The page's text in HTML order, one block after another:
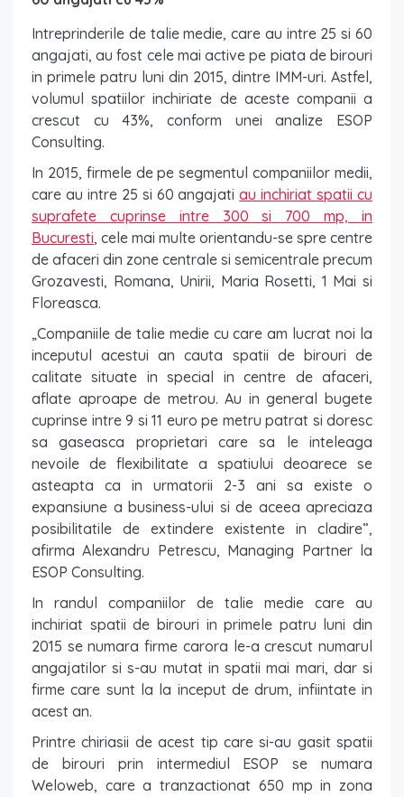
Intreprinderile de talie medie, care au intre 25 si 60
angajati, au fost cele mai active pe piata de birouri
in primele patru luni din 2015, dintre IMM-uri. Astfel,
volumul spatiilor inchiriate de aceste companii a
crescut cu 43%, conform unei analize ESOP
Consulting.
In 2015, firmele de pe segmentul companiilor medii,
care au intre 25 si 60 angajatiau inchiriat spatii cu
suprafete cuprinse intre 300 si 700 mp, in
Bucuresti, cele mai multe orientandu-se spre centre
de afaceri din zone centrale si semicentrale precum
Grozavesti, Romana, Unirii, Maria Rosetti, 1 Mai si
Floreasca.
„Companiile de talie medie cu care am lucrat noi la
inceputul acestui an cauta spatii de birouri de
calitate situate in special in centre de afaceri,
aflate aproape de metrou. Au in general bugete
cuprinse intre 9 si 11 euro pe metru patrat si doresc
sa gaseasca proprietari care sa le inteleaga
nevoile de flexibilitate a spatiului deoarece se
asteapta ca in urmatorii 2-3 ani sa existe o
expansiune a business-ului si de aceea apreciaza
posibilitatile de extindere existente in cladire”,
afirma Alexandru Petrescu, Managing Partner la
ESOP Consulting.
In randul companiilor de talie medie care au
inchiriat spatii de birouri in primele patru luni din
2015 se numara firme carora le-a crescut numarul
angajatilor si s-au mutat in spatii mai mari, dar si
firme care sunt la la inceput de drum, infiintate in
acest an.
Printre chiriasii de acest tip care si-au gasit spatii
de birouri prin intermediul ESOP se numara
Weloweb, care a tranzactionat 650 mp in zona